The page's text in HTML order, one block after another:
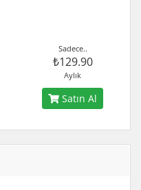
Sadece..
₺129.90
Aylık
Satın Al